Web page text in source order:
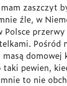
zaszczyt
źle, w
Polsce
Pośród
masą
pewien,
to nie